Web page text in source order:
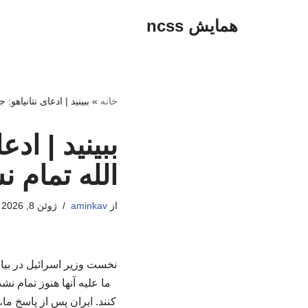
همایش ncss
خانه » ببینید | ادعای
ببینید |
الله تمام
ازaminkav ژوئن 8, 2026
نخست وزیر اسرائیل در
کنند. ایران پس از پاسخ